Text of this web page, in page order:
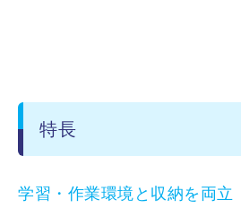
特長
学習・作業環境と収納を両立